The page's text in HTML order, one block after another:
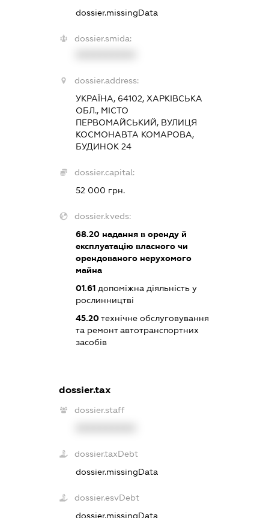
dossier.missingData
dossier.smida:
dossier.address:
УКРАЇНА, 64102, ХАРКІВСЬКА
ОБЛ., МІСТО
ПЕРВОМАЙСЬКИЙ, ВУЛИЦЯ
КОСМОНАВТА КОМАРОВА,
БУДИНОК 24
dossier.capital:
52 000 грн.
dossier.kveds:
68.20надання в оренду й
експлуатацію власного чи
орендованого нерухомого
майна
01.61допоміжна діяльність у
рослинництві
45.20технічне обслуговування
та ремонт автотранспортних
засобів
dossier.tax
dossier.staff
dossier.taxDebt
dossier.missingData
dossier.esvDebt
dossier.missingData